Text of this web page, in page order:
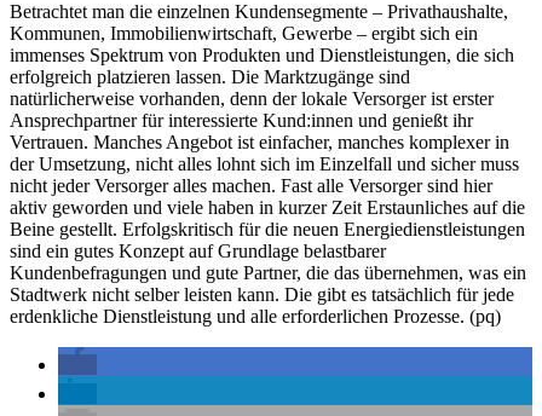
Betrachtet man die einzelnen Kundensegmente – Privathaushalte,
Kommunen, Immobilienwirtschaft, Gewerbe – ergibt sich ein
immenses Spektrum von Produkten und Dienstleistungen, die sich
erfolgreich platzieren lassen. Die Marktzugänge sind
natürlicherweise vorhanden, denn der lokale Versorger ist erster
Ansprechpartner für interessierte Kund:innen und genießt ihr
Vertrauen. Manches Angebot ist einfacher, manches komplexer in
der Umsetzung, nicht alles lohnt sich im Einzelfall und sicher muss
nicht jeder Versorger alles machen. Fast alle Versorger sind hier
aktiv geworden und viele haben in kurzer Zeit Erstaunliches auf die
Beine gestellt. Erfolgskritisch für die neuen Energiedienstleistungen
sind ein gutes Konzept auf Grundlage belastbarer
Kundenbefragungen und gute Partner, die das übernehmen, was ein
Stadtwerk nicht selber leisten kann. Die gibt es tatsächlich für jede
erdenkliche Dienstleistung und alle erforderlichen Prozesse. (pq)